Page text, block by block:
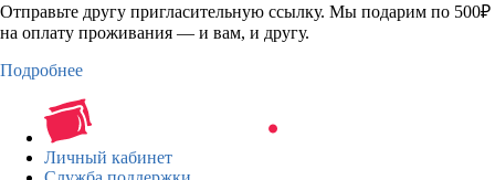
Отправьте другу пригласительную ссылку. Мы подарим по 500₽
на оплату проживания — и вам, и другу.
Подробнее
Личный кабинет